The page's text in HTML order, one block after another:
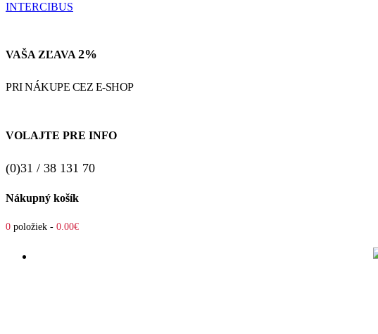
INTERCIBUS
VAŠA ZĽAVA 2%
PRI NÁKUPE CEZ E-SHOP
VOLAJTE PRE INFO
(0)31 / 38 131 70
Nákupný košík
0 položiek - 0.00€